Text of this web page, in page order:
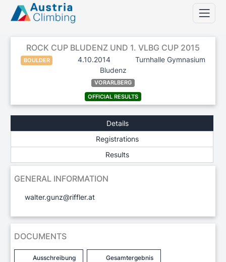
ROCK CUP BLUDENZ UND 1. VLBG CUP 2015
BOULDER 4.10.2014
Turnhalle Gymnasium
Bludenz
VORARLBERG
OFFICIAL RESULTS
Details
Registrations
Results
GENERAL INFORMATION
walter.gunz@riffler.at
DOCUMENTS
Ausschreibung Gesamtergebnis